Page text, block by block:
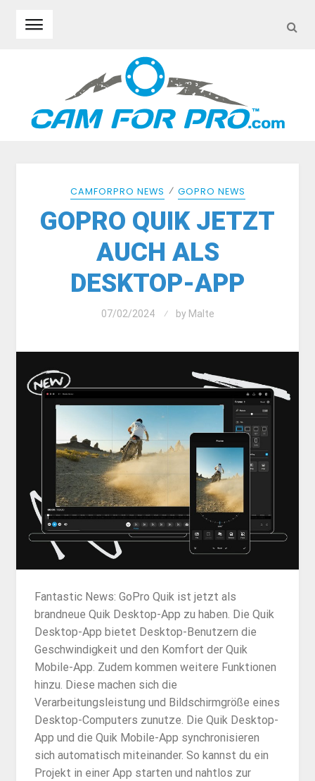
CAMFORPRO NEWS ⁄ GOPRO NEWS
GOPRO QUIK JETZT
AUCH ALS
DESKTOP-APP
07/02/2024 by Malte
Fantastic News: GoPro Quik ist jetzt als
brandneue Quik Desktop-App zu haben. Die Quik
Desktop-App bietet Desktop-Benutzern die
Geschwindigkeit und den Komfort der Quik
Mobile-App. Zudem kommen weitere Funktionen
hinzu. Diese machen sich die
Verarbeitungsleistung und Bildschirmgröße eines
Desktop-Computers zunutze. Die Quik Desktop-
App und die Quik Mobile-App synchronisieren
sich automatisch miteinander. So kannst du ein
Projekt in einer App starten und nahtlos zur